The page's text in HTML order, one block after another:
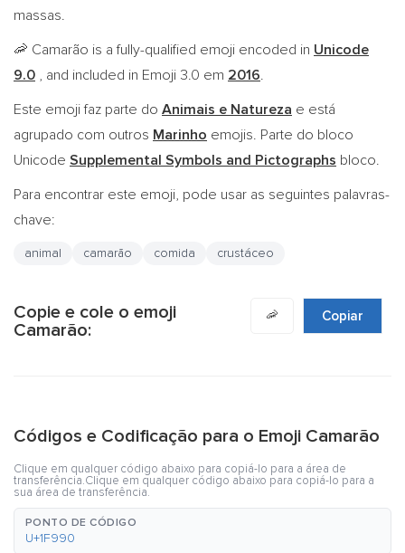
massas.
🦐 Camarão is a fully-qualified emoji encoded in Unicode
9.0 , and included in Emoji 3.0 em 2016.
Este emoji faz parte do Animais e Natureza e está
agrupado com outros Marinho emojis. Parte do bloco
Unicode Supplemental Symbols and Pictographs bloco.
Para encontrar este emoji, pode usar as seguintes palavras-
chave:
animal camarão comida crustáceo
Copie e cole o emoji
Camarão:
🦐 Copiar
Códigos e Codificação para o Emoji Camarão
Clique em qualquer código abaixo para copiá-lo para a área de
transferência.Clique em qualquer código abaixo para copiá-lo para a
sua área de transferência.
PONTO DE CÓDIGO
U+1F990